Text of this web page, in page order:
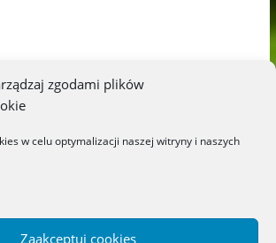
zgodami plików
w celu optymalizacji naszej witryny i naszych
Zaakceptuj cookies